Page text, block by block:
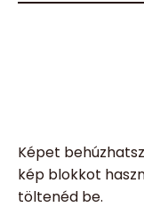
Képet
kép blokkot
töltenéd be.